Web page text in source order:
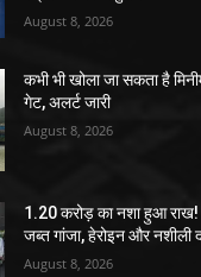
August 8, 2026
कभी भी खोला जा सकता है
गेट, अलर्ट जारी
August 8, 2026
1.20 करोड़ का नशा हुआ
जब्त गांजा, हेरोइन और नशीली
August 8, 2026